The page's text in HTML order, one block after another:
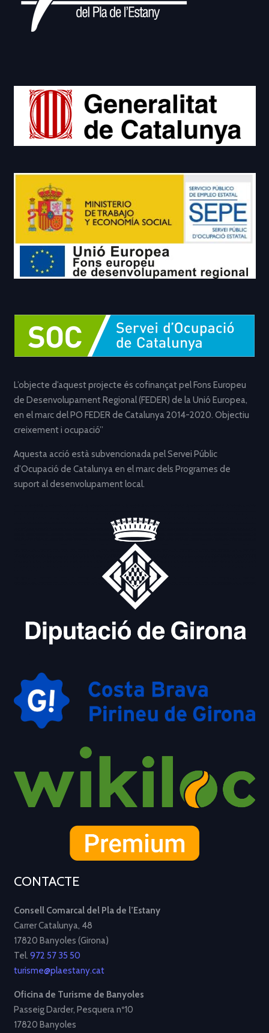
L’objecte d’aquest projecte és cofinançat pel Fons Europeu
de Desenvolupament Regional (FEDER) de la Unió Europea,
en el marc del PO FEDER de Catalunya 2014-2020. Objectiu
creixement i ocupació”
Aquesta acció està subvencionada pel Servei Públic
d’Ocupació de Catalunya en el marc dels Programes de
suport al desenvolupament local.
CONTACTE
Consell Comarcal del Pla de l’Estany
Carrer Catalunya, 48
17820 Banyoles (Girona)
Tel. 972 57 35 50
turisme@plaestany.cat
Oficina de Turisme de Banyoles
Passeig Darder, Pesquera nº10
17820 Banyoles